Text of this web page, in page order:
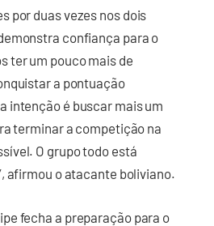
por duas vezes nos dois
confiança para o
ter um pouco mais de
a pontuação
intenção é buscar mais um
terminar a competição na
O grupo todo está
afirmou o atacante boliviano.
fecha a preparação para o